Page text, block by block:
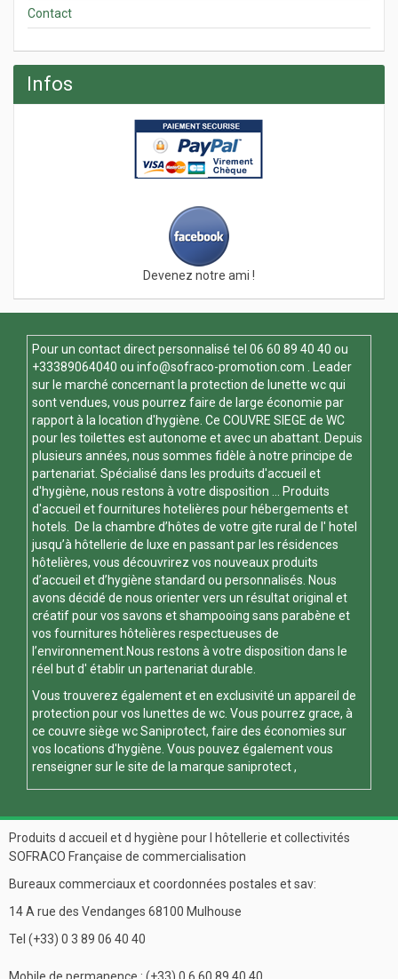
Contact
Infos
Devenez notre ami !
Pour un contact direct personnalisé tel 06 60 89 40 40 ou
+33389064040 ou info@sofraco-promotion.com . Leader
sur le marché concernant la protection de lunette wc qui
sont vendues, vous pourrez faire de large économie par
rapport à la location d'hygiène. Ce COUVRE SIEGE de WC
pour les toilettes est autonome et avec un abattant. Depuis
plusieurs années, nous sommes fidèle à notre principe de
partenariat. Spécialisé dans les produits d'accueil et
d'hygiène, nous restons à votre disposition ... Produits
d'accueil et fournitures hotelières pour hébergements et
hotels. De la chambre d’hôtes de votre gite rural de l' hotel
jusqu’à hôtellerie de luxe en passant par les résidences
hôtelières, vous découvrirez vos nouveaux produits
d’accueil et d’hygiène standard ou personnalisés. Nous
avons décidé de nous orienter vers un résultat original et
créatif pour vos savons et shampooing sans parabène et
vos fournitures hôtelières respectueuses de
l’environnement.Nous restons à votre disposition dans le
réel but d' établir un partenariat durable.
Vous trouverez également et en exclusivité un appareil de
protection pour vos lunettes de wc. Vous pourrez grace, à
ce couvre siège wcSaniprotect, faire des économies sur
vos locations d'hygiène. Vous pouvez également vous
renseigner sur le site de la marque saniprotect,
Produits d accueil et d hygiène pour l hôtellerie et collectivités
SOFRACO Française de commercialisation
Bureaux commerciaux et coordonnées postales et sav:
14 A rue des Vendanges 68100 Mulhouse
Tel (+33) 0 3 89 06 40 40